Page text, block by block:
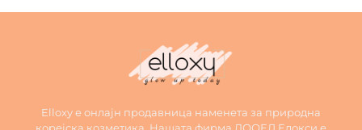
Elloxy е онлајн продавница наменета за природна
корејска козметика. Нашата фирма ДООЕЛ Елокси е